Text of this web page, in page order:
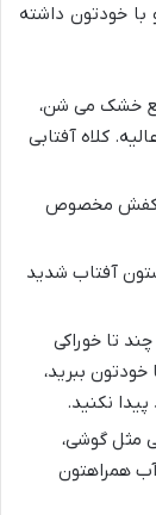
با خودتون داشته
خشک می شن،
کلاه آفتابی
کفش مخصوص
آفتاب شدید
تا خوراکی
ببرید،
نکنید.
مثل گوشی،
همراهتون